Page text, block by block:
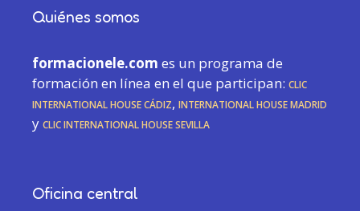
Quiénes somos
formacionele.com es un programa de
formación en línea en el que participan: CLIC
International House Cádiz, International House Madrid
yCLIC International House Sevilla
Oficina central